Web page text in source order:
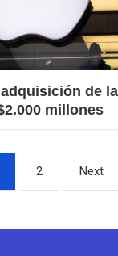
de
millones
2 Next